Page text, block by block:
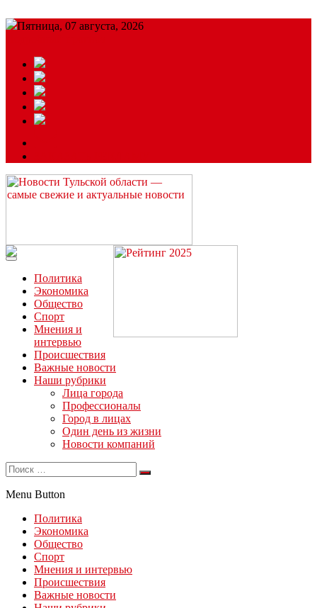
Пятница, 07 августа, 2026
Читайте последние новости дня в Тульской области на сайте
“ЗаНовомосковск”
Политика
Экономика
Общество
Спорт
Мнения и
интервью
Происшествия
Важные новости
Наши рубрики
Лица города
Профессионалы
Город в лицах
Один день из жизни
Новости компаний
Menu Button
Политика
Экономика
Общество
Спорт
Мнения и интервью
Происшествия
Важные новости